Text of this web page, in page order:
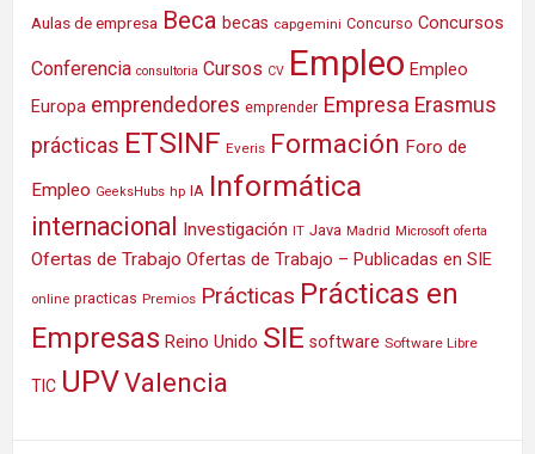
Aulas de empresa Beca becas capgemini Concurso Concursos
Conferencia consultoria Cursos CV Empleo Empleo
Europa emprendedores emprender Empresa Erasmus
prácticas ETSINF Everis Formación Foro de
Empleo GeeksHubs hp IA Informática
internacional Investigación IT Java Madrid Microsoft oferta
Ofertas de Trabajo Ofertas de Trabajo – Publicadas en SIE
online practicas Premios Prácticas Prácticas en
Empresas Reino Unido SIE software Software Libre
TIC UPVValencia